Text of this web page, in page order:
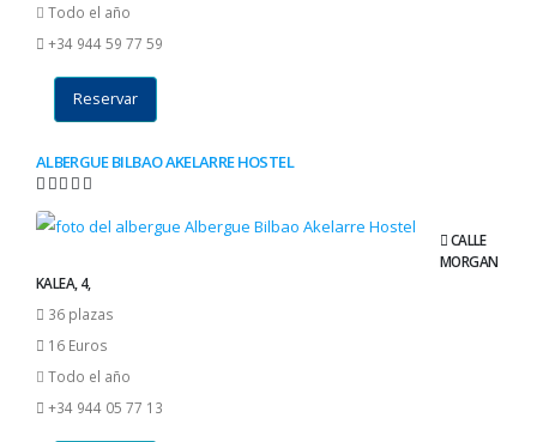
Todo el año
+34 944 59 77 59
Reservar
ALBERGUE BILBAO AKELARRE HOSTEL
CALLE
MORGAN
KALEA, 4,
36 plazas
16 Euros
Todo el año
+34 944 05 77 13